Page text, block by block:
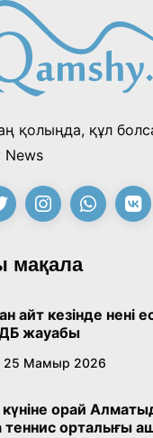
байқауы
анықтады
әкімі «Славян
туралы
қолыңда, құл
News
мақала
айт кезінде нені
жауабы
25 Мамыр 2026
орай
теннис орталығы